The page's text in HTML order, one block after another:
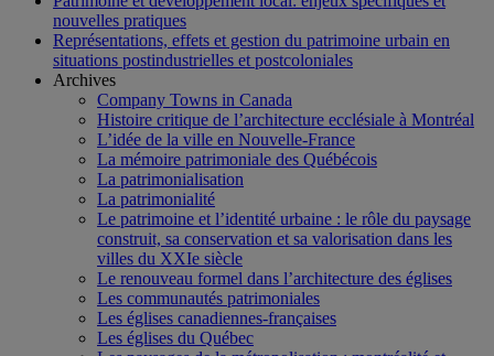
nouvelles pratiques
Représentations, effets et gestion du patrimoine urbain en
situations postindustrielles et postcoloniales
Archives
Company Towns in Canada
Histoire critique de l’architecture ecclésiale à Montréal
L’idée de la ville en Nouvelle-France
La mémoire patrimoniale des Québécois
La patrimonialisation
La patrimonialité
Le patrimoine et l’identité urbaine : le rôle du paysage
construit, sa conservation et sa valorisation dans les
villes du XXIe siècle
Le renouveau formel dans l’architecture des églises
Les communautés patrimoniales
Les églises canadiennes-françaises
Les églises du Québec